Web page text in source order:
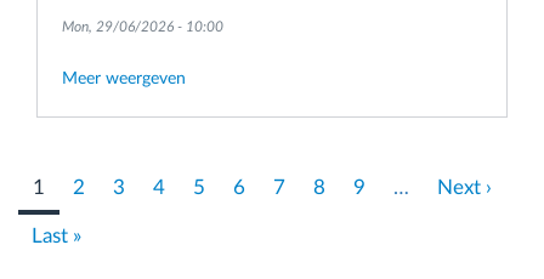
Mon, 29/06/2026 - 10:00
Meer weergeven
Current
page
1 Pagina
2 Pagina
3 Pagina
4 Pagina
5 Pagina
6 Pagina
7 Pagina
8 Pagina
9 …
Next
Next ›
Last
Last »